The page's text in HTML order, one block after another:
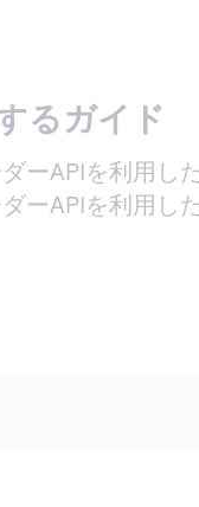
るガイド
ーAPIを利用し
ーAPIを利用し